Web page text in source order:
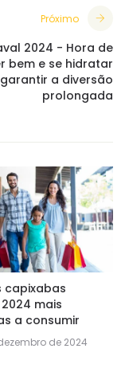
Próximo
2024 - Hora de
bem e se hidratar
a diversão
prolongada
capixabas
mais
a consumir
de 2024